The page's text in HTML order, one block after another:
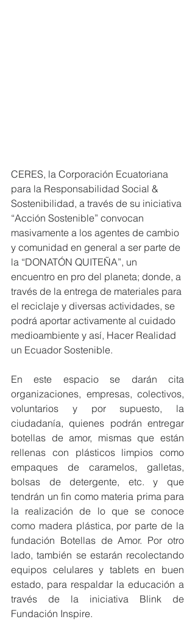
CERES, la Corporación Ecuatoriana
para la Responsabilidad Social &
Sostenibilidad, a través de su iniciativa
“Acción Sostenible” convocan
masivamente a los agentes de cambio
y comunidad en general a ser parte de
la “DONATÓN QUITEÑA”, un
encuentro en pro del planeta; donde, a
través de la entrega de materiales para
el reciclaje y diversas actividades, se
podrá aportar activamente al cuidado
medioambiente y así, Hacer Realidad
un Ecuador Sostenible.
En este espacio se darán cita
organizaciones, empresas, colectivos,
voluntarios y por supuesto, la
ciudadanía, quienes podrán entregar
botellas de amor, mismas que están
rellenas con plásticos limpios como
empaques de caramelos, galletas,
bolsas de detergente, etc. y que
tendrán un fin como materia prima para
la realización de lo que se conoce
como madera plástica, por parte de la
fundación Botellas de Amor. Por otro
lado, también se estarán recolectando
equipos celulares y tablets en buen
estado, para respaldar la educación a
través de la iniciativa Blink de
Fundación Inspire.